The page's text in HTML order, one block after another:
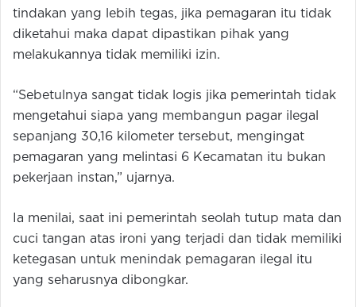
tindakan yang lebih tegas, jika pemagaran itu tidak
diketahui maka dapat dipastikan pihak yang
melakukannya tidak memiliki izin.
“Sebetulnya sangat tidak logis jika pemerintah tidak
mengetahui siapa yang membangun pagar ilegal
sepanjang 30,16 kilometer tersebut, mengingat
pemagaran yang melintasi 6 Kecamatan itu bukan
pekerjaan instan,” ujarnya.
Ia menilai, saat ini pemerintah seolah tutup mata dan
cuci tangan atas ironi yang terjadi dan tidak memiliki
ketegasan untuk menindak pemagaran ilegal itu
yang seharusnya dibongkar.